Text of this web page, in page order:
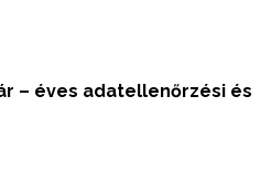
– éves adatellenőrzési és